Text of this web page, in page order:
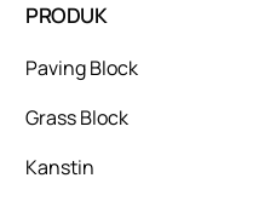
PRODUK
Paving Block
Grass Block
Kanstin